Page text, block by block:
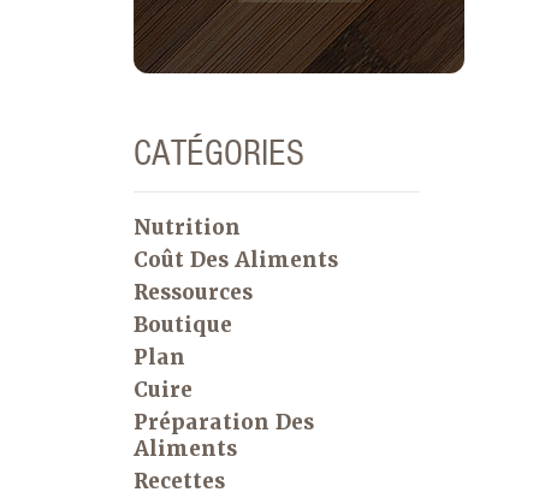
CATÉGORIES
Nutrition
Coût Des Aliments
Ressources
Boutique
Plan
Cuire
Préparation Des
Aliments
Recettes